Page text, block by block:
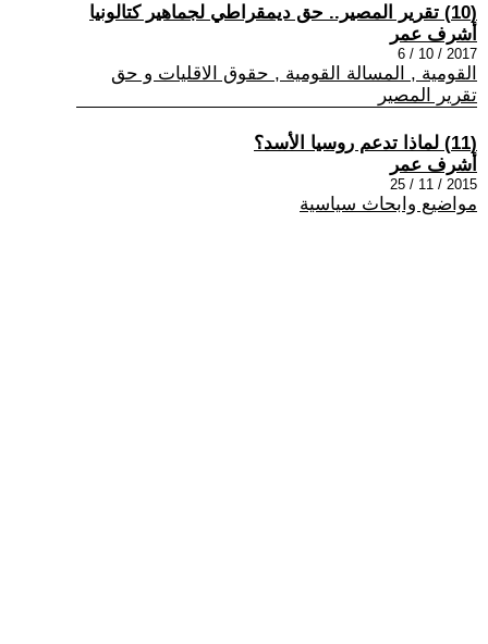
(10) تقرير المصير.. حق ديمقراطي لجماهير كتالونيا
أشرف عمر
2017 / 10 / 6
القومية , المسالة القومية , حقوق الاقليات و حق
تقرير المصير
(11) لماذا تدعم روسيا الأسد؟
أشرف عمر
2015 / 11 / 25
مواضيع وابحاث سياسية